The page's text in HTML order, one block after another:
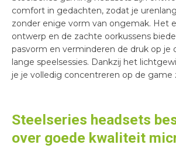
comfort in gedachten, zodat je
zonder enige vorm van ongemak. Het
ontwerp en de zachte oorkussens
pasvorm en verminderen de druk op je
lange speelsessies. Dankzij het
je je volledig concentreren op de game
Steelseries headsets
over goede kwaliteit